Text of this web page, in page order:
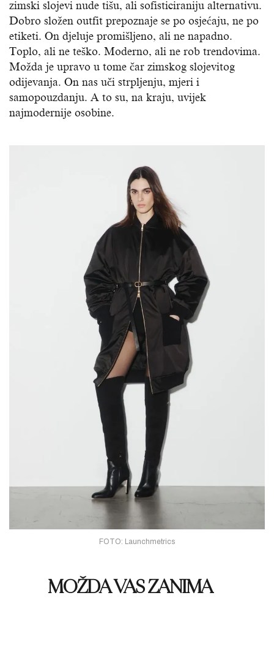
zimski slojevi nude tišu, ali sofisticiraniju alternativu.
Dobro složen outfit prepoznaje se po osjećaju, ne po
etiketi. On djeluje promišljeno, ali ne napadno.
Toplo, ali ne teško. Moderno, ali ne rob trendovima.
Možda je upravo u tome čar zimskog slojevitog
odijevanja. On nas uči strpljenju, mjeri i
samopouzdanju. A to su, na kraju, uvijek
najmodernije osobine.
FOTO: Launchmetrics
MOŽDA VAS ZANIMA